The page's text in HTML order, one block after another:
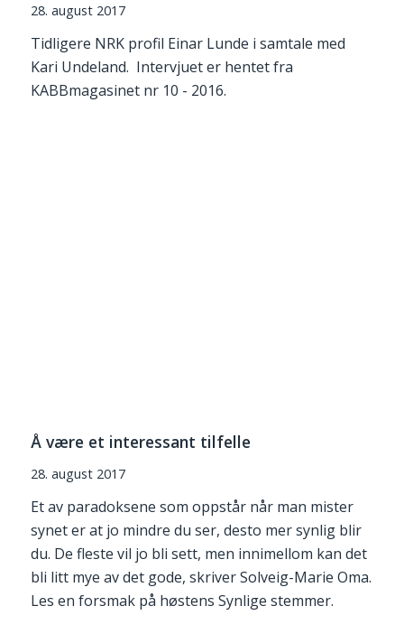
28. august 2017
Tidligere NRK profil Einar Lunde i samtale med
Kari Undeland. Intervjuet er hentet fra
KABBmagasinet nr 10 - 2016.
Å være et interessant tilfelle
28. august 2017
Et av paradoksene som oppstår når man mister
synet er at jo mindre du ser, desto mer synlig blir
du. De fleste vil jo bli sett, men innimellom kan det
bli litt mye av det gode, skriver Solveig-Marie Oma.
Les en forsmak på høstens Synlige stemmer.